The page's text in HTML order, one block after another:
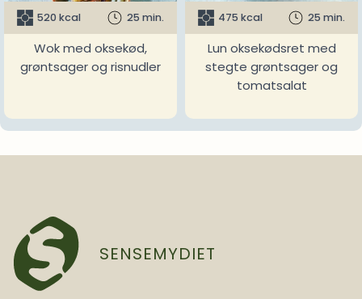
520 kcal 25 min.
Wok med oksekød,
grøntsager og risnudler
475 kcal 25 min.
Lun oksekødsret med
stegte grøntsager og
tomatsalat
SENSEMYDIET